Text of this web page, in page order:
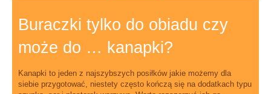
Buraczki tylko do obiadu czy
może do … kanapki?
Kanapki to jeden z najszybszych posiłków jakie możemy dla
siebie przygotować, niestety często kończą się na dodatkach typu